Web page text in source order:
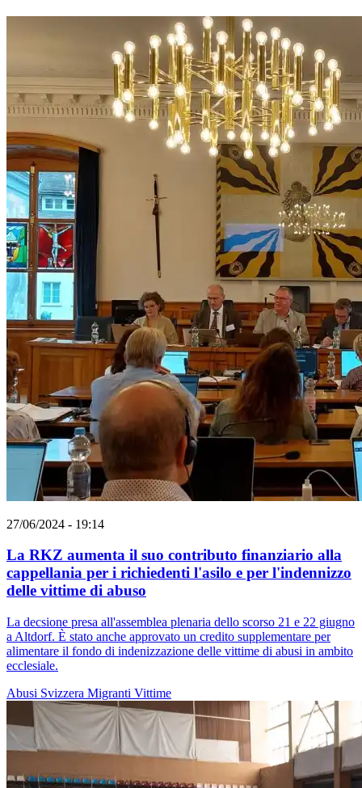
27/06/2024 - 19:14
La RKZ aumenta il suo contributo finanziario alla
cappellania per i richiedenti l'asilo e per l'indennizzo
delle vittime di abuso
La decsione presa all'assemblea plenaria dello scorso 21 e 22 giugno
a Altdorf. È stato anche approvato un credito supplementare per
alimentare il fondo di indenizzazione delle vittime di abusi in ambito
ecclesiale.
Abusi Svizzera Migranti Vittime